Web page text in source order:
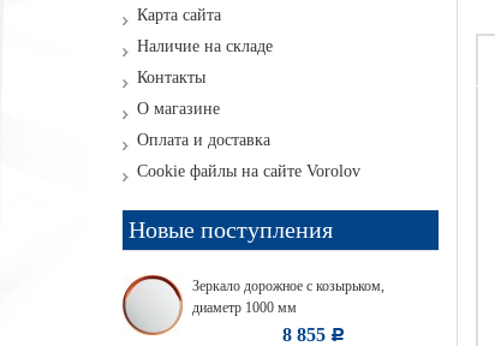
Карта сайта
Наличие на складе
Контакты
О магазине
Оплата и доставка
Cookie файлы на сайте Vorolov
Новые поступления
Зеркало дорожное с козырьком,
диаметр 1000 мм
8 855 Р